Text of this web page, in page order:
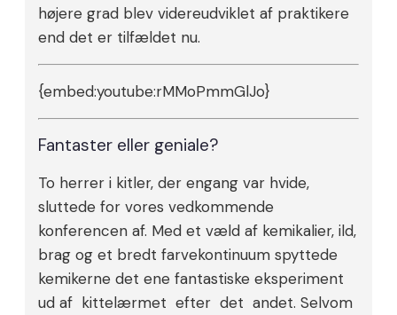
højere grad blev videreudviklet af praktikere
end det er tilfældet nu.
{embed:youtube:rMMoPmmGlJo}
Fantaster eller geniale?
To herrer i kitler, der engang var hvide,
sluttede for vores vedkommende
konferencen af. Med et væld af kemikalier, ild,
brag og et bredt farvekontinuum spyttede
kemikerne det ene fantastiske eksperiment
ud af kittelærmet efter det andet. Selvom